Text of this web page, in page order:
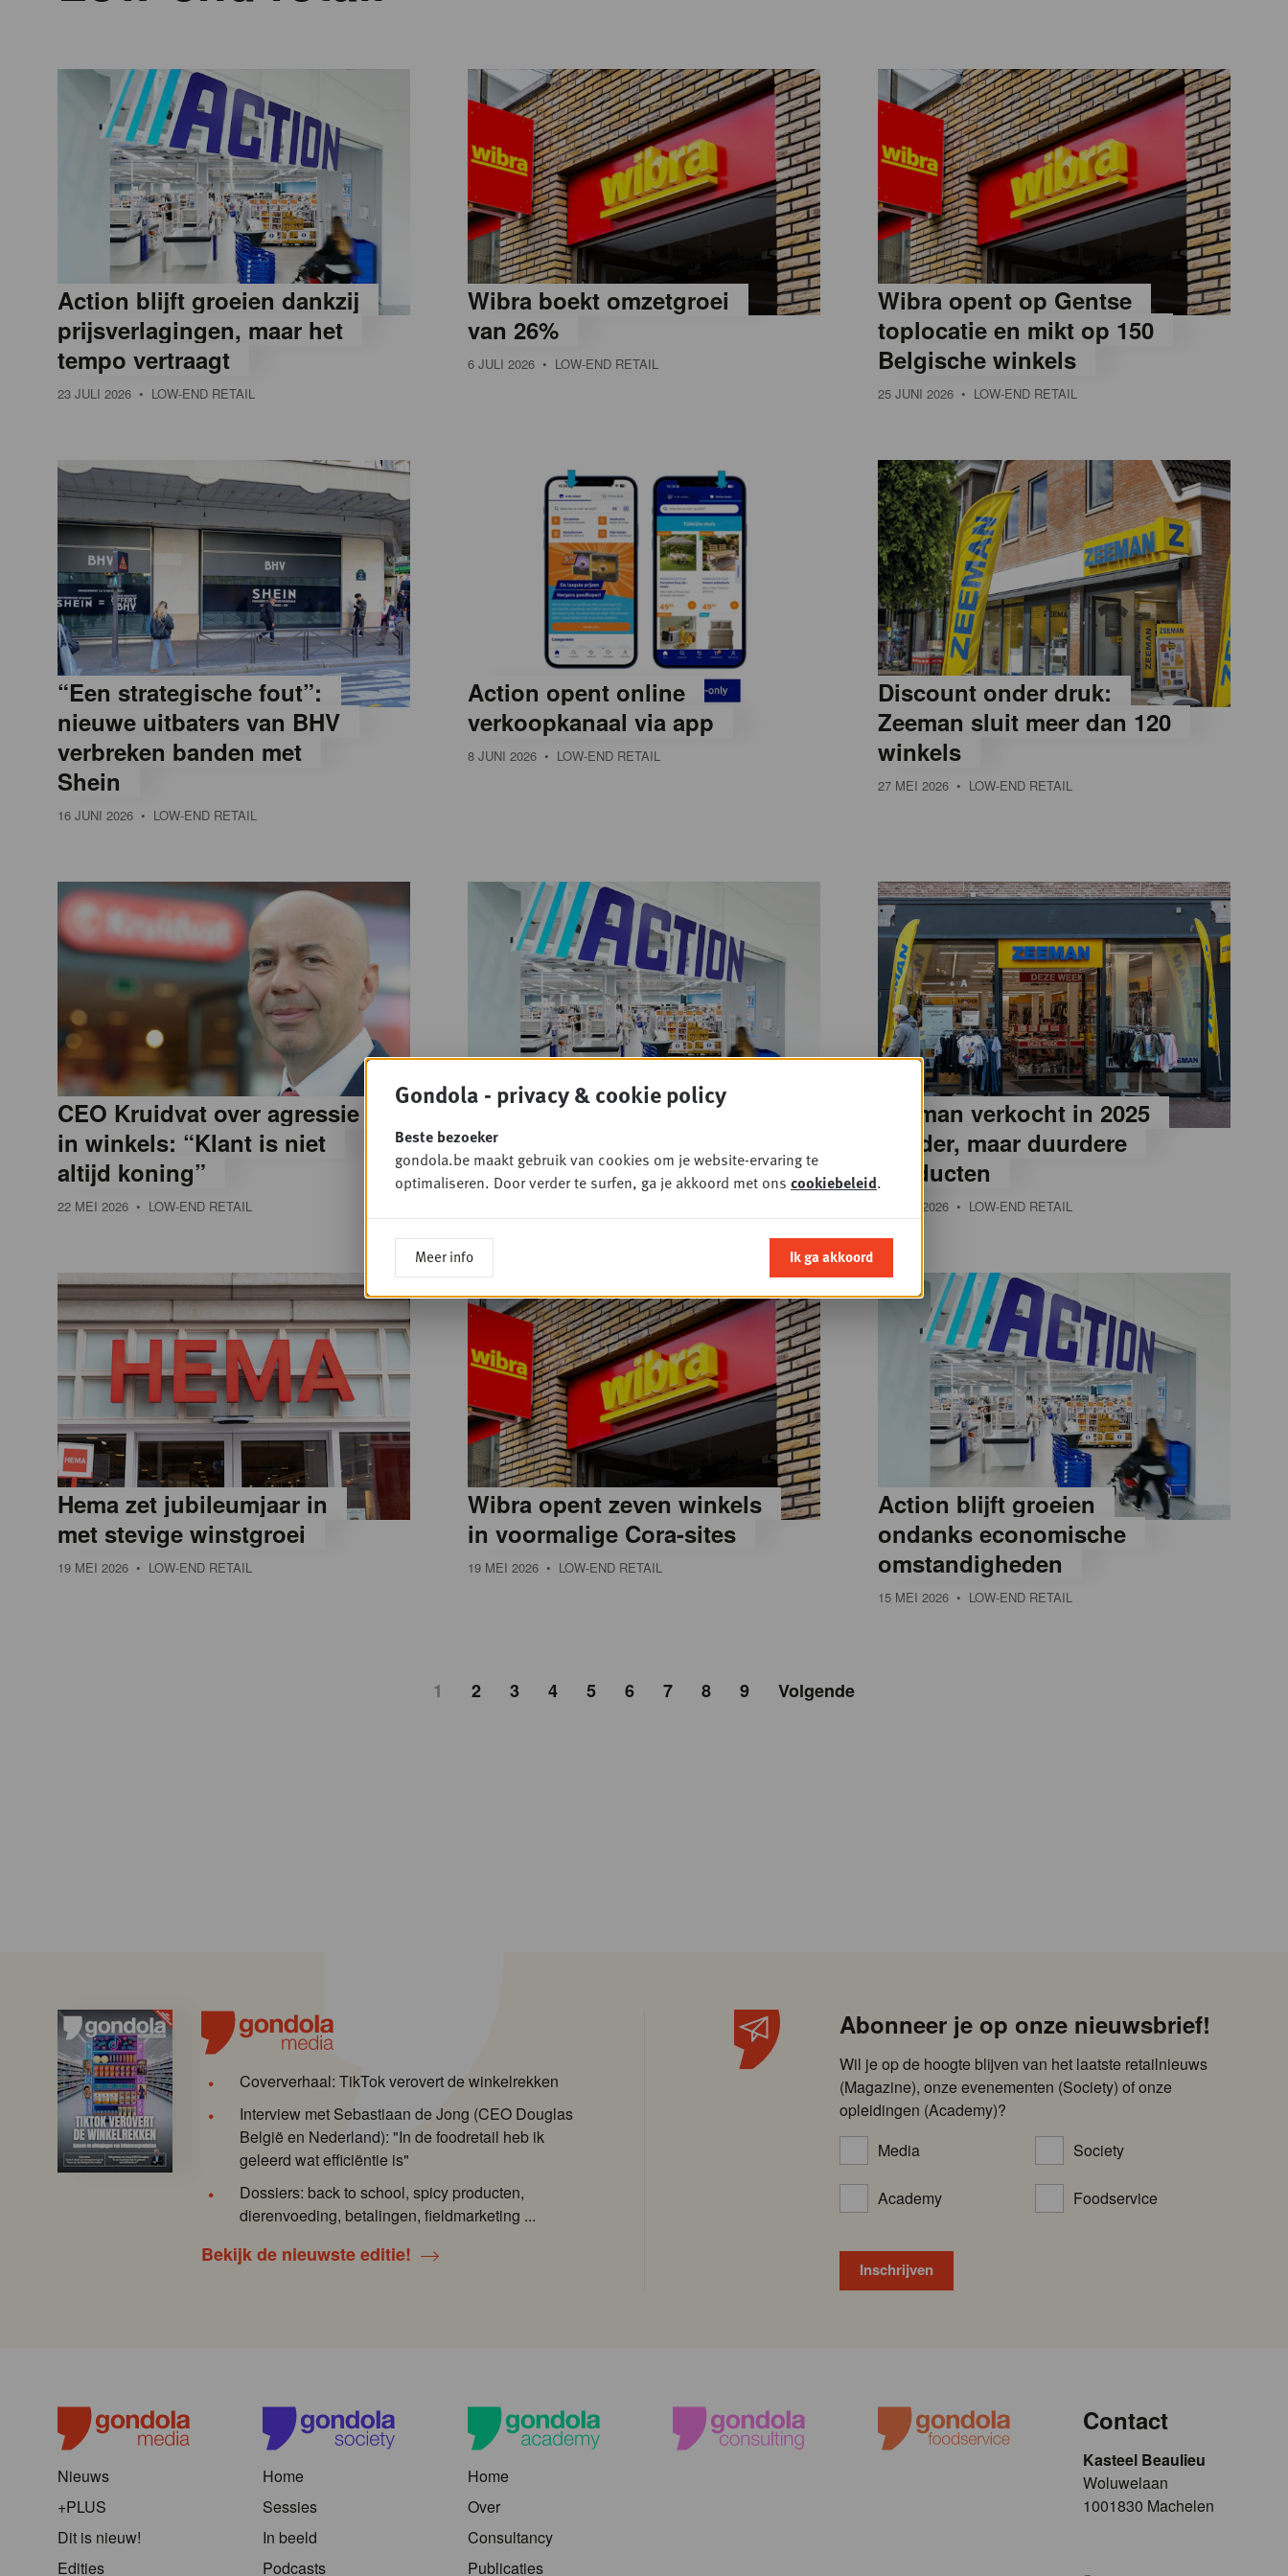
Action blijft groeien dankzij
prijsverlagingen, maar het
tempo vertraagt
23 JULI 2026 • LOW-END RETAIL
Wibra boekt omzetgroei
van 26%
6 JULI 2026 • LOW-END RETAIL
Wibra opent op Gentse
toplocatie en mikt op 150
Belgische winkels
25 JUNI 2026 • LOW-END RETAIL
“Een strategische fout”:
nieuwe uitbaters van BHV
verbreken banden met
Shein
16 JUNI 2026 • LOW-END RETAIL
Action opent online
verkoopkanaal via app
8 JUNI 2026 • LOW-END RETAIL
Discount onder druk:
Zeeman sluit meer dan 120
winkels
27 MEI 2026 • LOW-END RETAIL
CEO Kruidvat over agressie
in winkels: “Klant is niet
altijd koning”
22 MEI 2026 • LOW-END RETAIL
Action mikt op ruim 4.500
nieuwe winkels in Europa
22 MEI 2026• LOW-END RETAIL
Zeeman verkocht in 2025
minder, maar duurdere
producten
20 MEI 2026 • LOW-END RETAIL
Hema zet jubileumjaar in
met stevige winstgroei
19 MEI 2026 • LOW-END RETAIL
Wibra opent zeven winkels
in voormalige Cora-sites
19 MEI 2026 • LOW-END RETAIL
Action blijft groeien
ondanks economische
omstandigheden
15 MEI 2026 • LOW-END RETAIL
1 2 3 4 5 6 7 8 9 Volgende
Coververhaal: TikTok verovert de winkelrekken
Interview met Sebastiaan de Jong (CEO Douglas
België en Nederland): "In de foodretail heb ik
geleerd wat efficiëntie is"
Dossiers: back to school, spicy producten,
dierenvoeding, betalingen, fieldmarketing ...
Bekijk de nieuwste editie!
Abonneer je op onze nieuwsbrief!
Wil je op de hoogte blijven van het laatste retailnieuws
(Magazine), onze evenementen (Society) of onze
opleidingen (Academy)?
Media
Society
Academy Foodservice
Nieuws
+PLUS
Dit is nieuw!
Edities
Home
Sessies
In beeld
Podcasts
Home
Over
Consultancy
Publicaties
Contact
Kasteel Beaulieu
​​​Woluwelaan
1001830 Machelen
Gondola - privacy & cookie policy
Beste bezoeker
gondola.be maakt gebruik van cookies om je website-ervaring te
optimaliseren. Door verder te surfen, ga je akkoord met ons cookiebeleid.
Meer info Ik ga akkoord